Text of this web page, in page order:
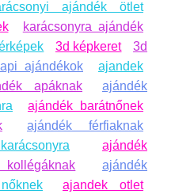
ajándék ötlet
karácsonyra ajándék
3d képkeret
3d
ajándékok
ajandek
apáknak
ajándék
ajándék barátnőnek
ajándék férfiaknak
ajándék
ajándék
ajandek otlet